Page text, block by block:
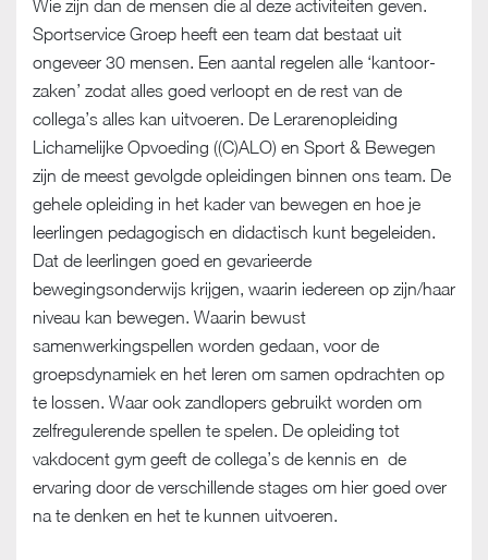
Wie zijn dan de mensen die al deze activiteiten geven.
Sportservice Groep heeft een team dat bestaat uit
ongeveer 30 mensen. Een aantal regelen alle ‘kantoor-
zaken’ zodat alles goed verloopt en de rest van de
collega’s alles kan uitvoeren. De Lerarenopleiding
Lichamelijke Opvoeding ((C)ALO) en Sport & Bewegen
zijn de meest gevolgde opleidingen binnen ons team. De
gehele opleiding in het kader van bewegen en hoe je
leerlingen pedagogisch en didactisch kunt begeleiden.
Dat de leerlingen goed en gevarieerde
bewegingsonderwijs krijgen, waarin iedereen op zijn/haar
niveau kan bewegen. Waarin bewust
samenwerkingspellen worden gedaan, voor de
groepsdynamiek en het leren om samen opdrachten op
te lossen. Waar ook zandlopers gebruikt worden om
zelfregulerende spellen te spelen. De opleiding tot
vakdocent gym geeft de collega’s de kennis en de
ervaring door de verschillende stages om hier goed over
na te denken en het te kunnen uitvoeren.